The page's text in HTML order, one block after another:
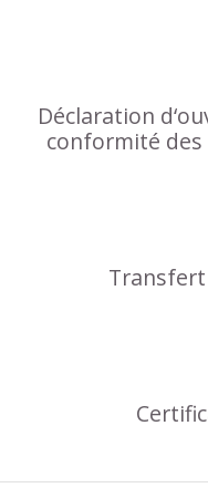
Déclaration
conformité des